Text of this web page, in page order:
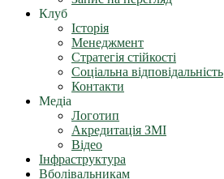
Клуб
Історія
Менеджмент
Стратегія стійкості
Соціальна відповідальність
Контакти
Медіа
Логотип
Акредитація ЗМІ
Відео
Інфраструктура
Вболівальникам